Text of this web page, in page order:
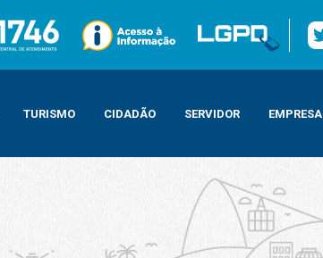
TURISMO CIDADÃO SERVIDOR EMPRESA